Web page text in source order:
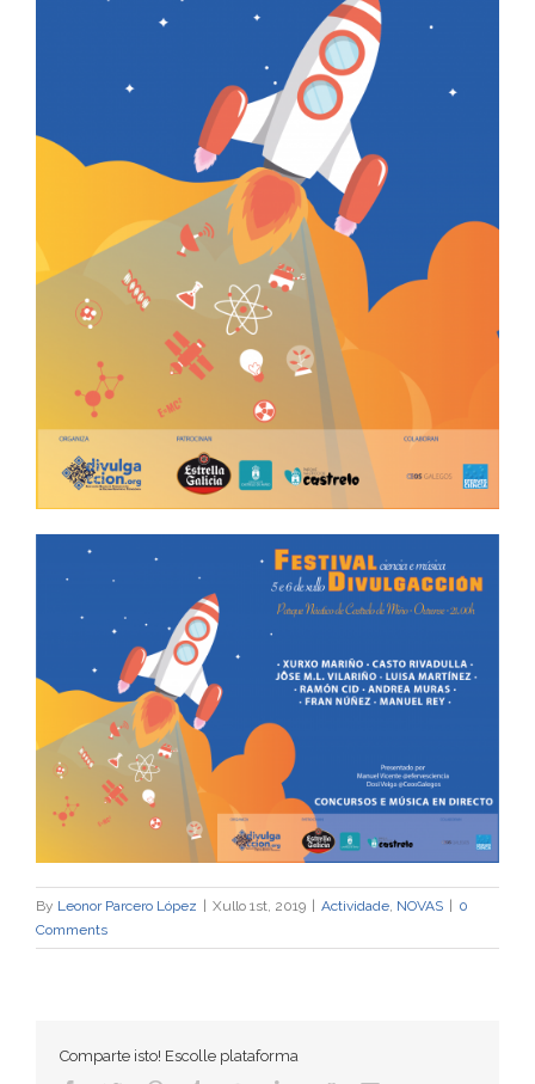
By Leonor Parcero López | Xullo 1st, 2019 | Actividade NOVAS | 0
Comments
Comparte isto! Escolle plataforma